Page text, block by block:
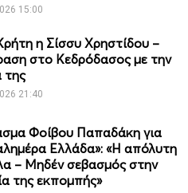
15:00
η Σίσσυ Χρηστίδου –
στο Κεδρόδασος με την
της
21:40
Φοίβου Παπαδάκη για
Ελλάδα»: «Η απόλυτη
– Μηδέν σεβασμός στην
της εκπομπής»